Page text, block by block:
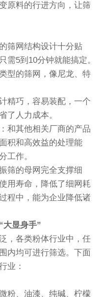
原料的行进方向，让筛
网结构设计十分贴
需5到10分钟就能搞定。
型的筛网，像尼龙、特
巧，容易装配，一个
了人力成本。
其他相关厂商的产品
积和高效益的处理能
工作。
的母网完全支撑细
用寿命，降低了细网耗
程中，能为企业降低诸
显身手”
各类粉体行业中，任
内均可进行筛选。下面
业：
、油漆、纯碱、柠檬